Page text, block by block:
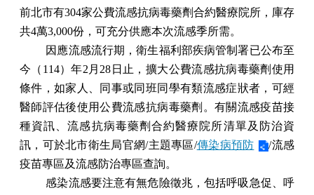
前北市有304家公費流感抗病毒藥劑合約醫療院所，庫存
共4萬3,000份，可充分供應本次流感季所需。
因應流感流行期，衛生福利部疾病管制署已公布至
今（ 114）年2 月 28 日止，擴大公費流感抗病毒藥劑使用
條件，如家人、同事或同班同學有類流感症狀者，可經
醫師評估後使用公費流感抗病毒藥劑。有關流感疫苗接
種資訊、流感抗病毒藥劑合約醫療院所清單及防治資
訊，可於北市衛生局官網/主題專區/傳染病預防 /流感
疫苗專區及流感防治專區查詢。
感染流感要注意有無危險徵兆，包括呼吸急促、呼